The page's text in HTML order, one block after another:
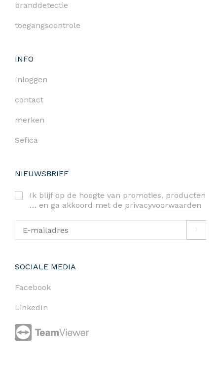
branddetectie
toegangscontrole
INFO
Inloggen
contact
merken
Sefica
NIEUWSBRIEF
Ik blijf op de hoogte van promoties, producten
… en ga akkoord met de privacyvoorwaarden
SOCIALE MEDIA
Facebook
LinkedIn